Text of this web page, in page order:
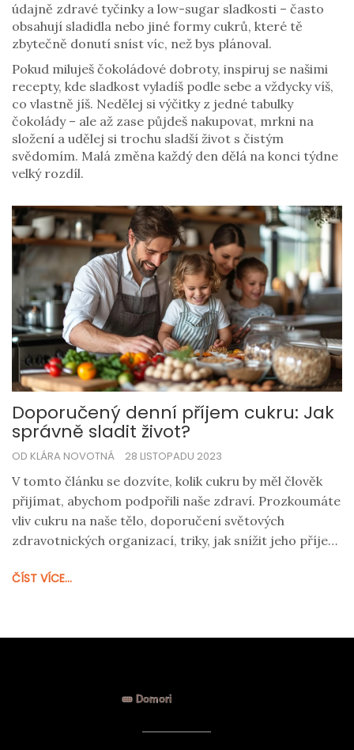
údajně zdravé tyčinky a low-sugar sladkosti – často
obsahují sladidla nebo jiné formy cukrů, které tě
zbytečně donutí sníst víc, než bys plánoval.
Pokud miluješ čokoládové dobroty, inspiruj se našimi
recepty, kde sladkost vyladíš podle sebe a vždycky víš,
co vlastně jíš. Nedělej si výčitky z jedné tabulky
čokolády – ale až zase půjdeš nakupovat, mrkni na
složení a udělej si trochu sladší život s čistým
svědomím. Malá změna každý den dělá na konci týdne
velký rozdíl.
Doporučený denní příjem cukru: Jak
správně sladit život?
OD KLÁRA NOVOTNÁ 28 LISTOPADU 2023
V tomto článku se dozvíte, kolik cukru by měl člověk
přijímat, abychom podpořili naše zdraví. Prozkoumáte
vliv cukru na naše tělo, doporučení světových
zdravotnických organizací, triky, jak snížit jeho příjem
něco o skrytých cukrech v našich oblíbených
ČÍST VÍCE...